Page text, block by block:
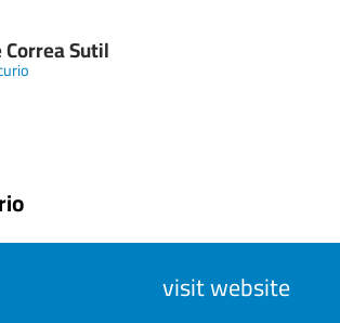
Correa Sutil
visit website